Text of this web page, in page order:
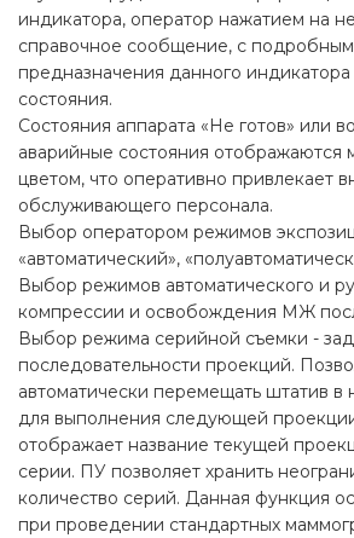
индикатора, оператор нажатием на
справочное сообщение, с
предназначения данного индикатора
состояния.
Состояния аппарата «Не готов» или
аварийные состояния
цветом, что оперативно привлекает
обслуживающего персонала.
Выбор оператором режимов
«автоматический»,
Выбор режимов автоматического и
компрессии и освобождения МЖ
Выбор режима серийной съемки -
последовательности проекций.
автоматически перемещать штатив
для выполнения следующей
отображает название текущей
серии. ПУ позволяет хранить
количество серий. Данная функция
при проведении стандартных